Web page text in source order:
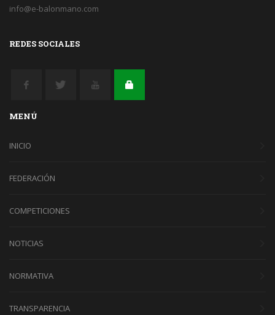
info@e-balonmano.com
REDES SOCIALES
MENÚ
INICIO
FEDERACIÓN
COMPETICIONES
NOTICIAS
NORMATIVA
TRANSPARENCIA